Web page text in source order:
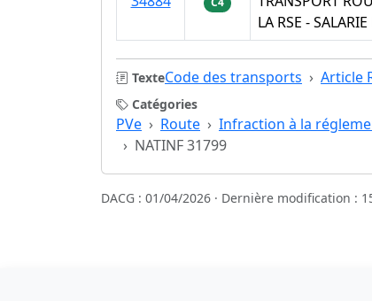
LA RSE -
TexteCode des transports Article
Catégories
PVe Route Infraction à la
NATINF 31799
DACG : 01/04/2026 · Dernière modification :